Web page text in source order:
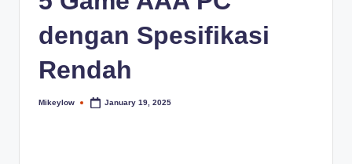
dengan Spesifikasi
Rendah
Posted
Mikeylow January 19, 2025